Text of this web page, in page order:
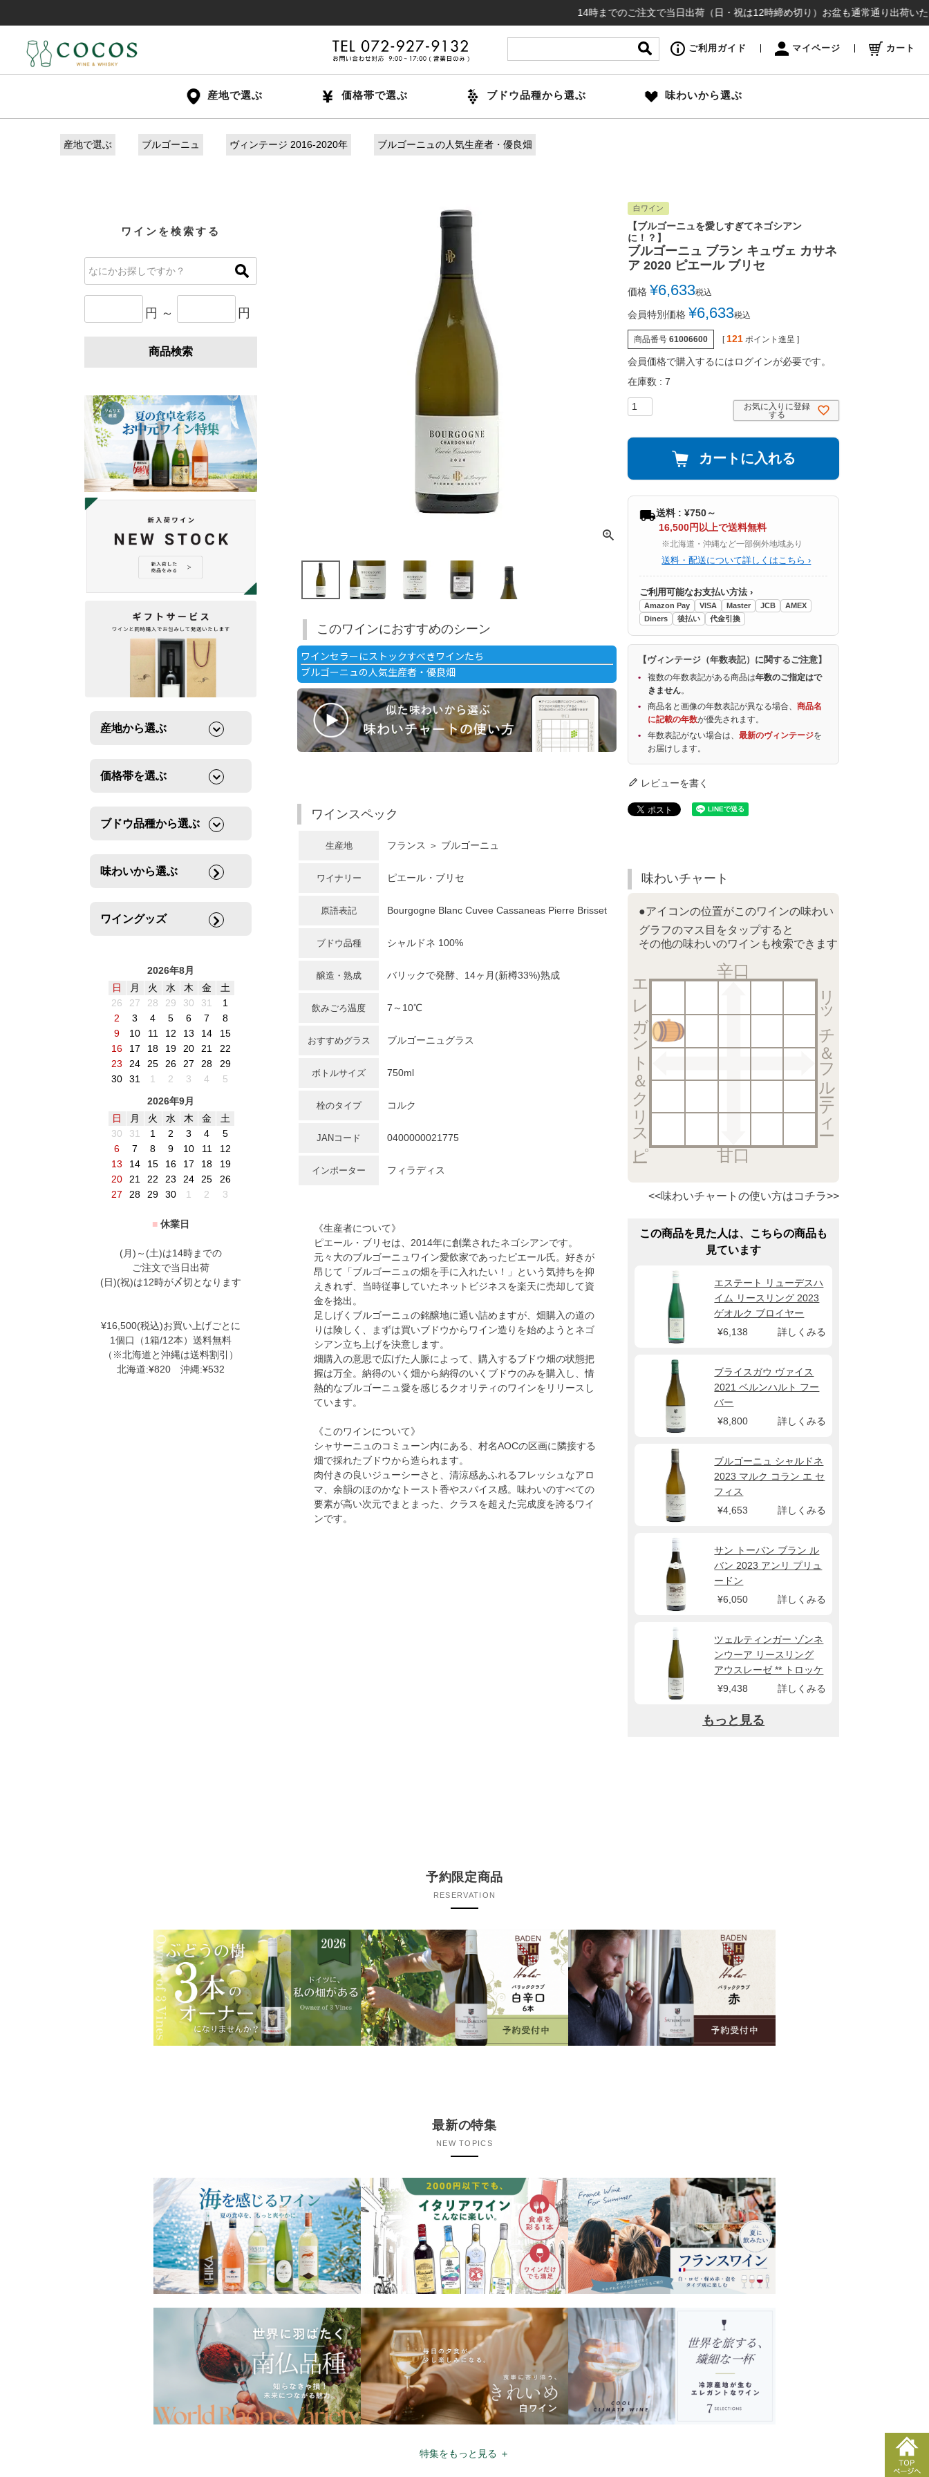
14時までのご注文で当日出荷（日・祝は12時締め切り）お盆も通常通り出荷いたし
ご利用ガイド マイページ カート
産地で選ぶ 価格帯で選ぶ ブドウ品種から選ぶ 味わいから選ぶ
産地で選ぶ ブルゴーニュ ヴィンテージ 2016-2020年 ブルゴーニュの人気生産者・優良畑
ワインを検索する
円 ～ 円
商品検索
産地から選ぶ
価格帯を選ぶ
ブドウ品種から選ぶ
味わいから選ぶ
ワイングッズ
2026年8月
日
月 火 水 木 金
土
26
27 28 29 30 31
1
2
3 4 5 6 7
8
9
10 11 12 13 14
15
16
17 18 19 20 21
22
23
24 25 26 27 28
29
30
31 1 2 3 4
5
2026年9月
日
月 火 水 木 金
土
30
31 1 2 3 4
5
6
7 8 9 10 11
12
13
14 15 16 17 18
19
20
21 22 23 24 25
26
27
28 29 30 1 2 3
■ 休業日
(月)～(土)は14時までの
ご注文で当日出荷
(日)(祝)は12時が〆切となります
¥16,500(税込)お買い上げごとに
1個口（1箱/12本）送料無料
（※北海道と沖縄は送料割引）
北海道:¥820 沖縄:¥532
このワインにおすすめのシーン
ワインセラーにストックすべきワインたち
ブルゴーニュの人気生産者・優良畑
ワインスペック
生産地 フランス ＞ ブルゴーニュ
ワイナリー ピエール・ブリセ
原語表記 Bourgogne Blanc Cuvee Cassaneas Pierre Brisset
ブドウ品種 シャルドネ 100%
醸造・熟成 バリックで発酵、14ヶ月(新樽33%)熟成
飲みごろ温度 7～10℃
おすすめグラス ブルゴーニュグラス
ボトルサイズ 750ml
栓のタイプ コルク
JANコード 0400000021775
インポーター フィラディス
《生産者について》
ピエール・ブリセは、2014年に創業されたネゴシアンです。
元々大のブルゴーニュワイン愛飲家であったピエール氏。好きが
昂じて「ブルゴーニュの畑を手に入れたい！」という気持ちを抑
えきれず、当時従事していたネットビジネスを楽天に売却して資
金を捻出。
足しげくブルゴーニュの銘醸地に通い詰めますが、畑購入の道の
りは険しく、まずは買いブドウからワイン造りを始めようとネゴ
シアン立ち上げを決意します。
畑購入の意思で広げた人脈によって、購入するブドウ畑の状態把
握は万全。納得のいく畑から納得のいくブドウのみを購入し、情
熱的なブルゴーニュ愛を感じるクオリティのワインをリリースし
ています。
《このワインについて》
シャサーニュのコミューン内にある、村名AOCの区画に隣接する
畑で採れたブドウから造られます。
肉付きの良いジューシーさと、清涼感あふれるフレッシュなアロ
マ、余韻のほのかなトースト香やスパイス感。味わいのすべての
要素が高い次元でまとまった、クラスを超えた完成度を誇るワイ
ンです。
白ワイン
【ブルゴーニュを愛しすぎてネゴシアン
に！？】
ブルゴーニュ ブラン キュヴェ カサネ
ア 2020 ピエール ブリセ
価格 ¥6,633税込
会員特別価格 ¥6,633税込
商品番号 61006600 [ 121 ポイント進呈 ]
会員価格で購入するにはログインが必要です。
在庫数
7
お気に入りに登録
する
カートに入れる
送料 : ¥750～
16,500円以上で送料無料
※北海道・沖縄など一部例外地域あり
送料・配送について詳しくはこちら ›
ご利用可能なお支払い方法 ›
Amazon Pay VISA Master JCB
AMEX
Diners
後払い 代金引換
【ヴィンテージ（年数表記）に関するご注意】
複数の年数表記がある商品は年数のご指定はで
きません。
商品名と画像の年数表記が異なる場合、商品名
に記載の年数が優先されます。
年数表記がない場合は、最新のヴィンテージを
お届けします。
レビューを書く
味わいチャート
●アイコンの位置がこのワインの味わい
グラフのマス目をタップすると
その他の味わいのワインも検索できます
辛口
リッチ＆フルーティー
甘口
エレガント＆クリスピー
<<味わいチャートの使い方はコチラ>>
この商品を見た人は、こちらの商品も
見ています
エステート リューデスハ
イム リースリング 2023
ゲオルク ブロイヤー
¥6,138
詳しくみる
ブライスガウ ヴァイス
2021 ベルンハルト フー
バー
¥8,800
詳しくみる
ブルゴーニュ シャルドネ
2023 マルク コラン エ セ
フィス
¥4,653
詳しくみる
サン トーバン ブラン ル
バン 2023 アンリ プリュ
ードン
¥6,050
詳しくみる
ツェルティンガー ゾンネ
ンウーア リースリング
アウスレーゼ ** トロッケ
ン 2022 マーカス モリト
¥9,438 詳しくみる
もっと見る
予約限定商品
RESERVATION
最新の特集
NEW TOPICS
特集をもっと見る ＋